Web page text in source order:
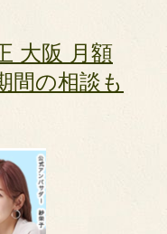
大阪 月額
間の相談も